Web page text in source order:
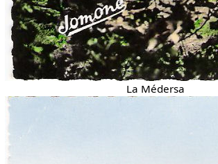
La Médersa